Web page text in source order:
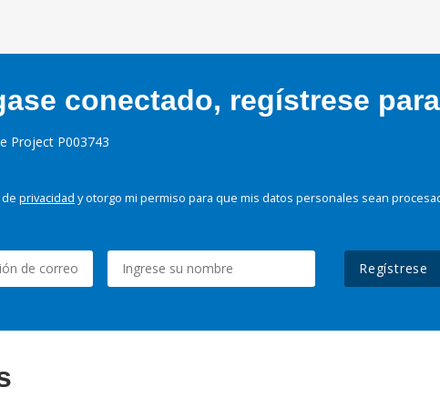
conectado, regístrese
Project P003743
privacidad y otorgo mi permiso para que mis datos personales sean
Regístrese